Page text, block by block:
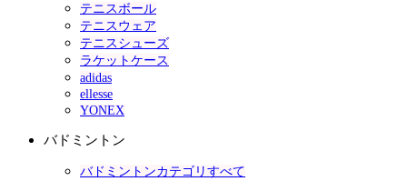
テニスボール
テニスウェア
テニスシューズ
ラケットケース
adidas
ellesse
YONEX
バドミントン
バドミントンカテゴリすべて